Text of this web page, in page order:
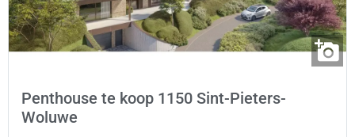
Penthouse te koop 1150 Sint-Pieters-
Woluwe